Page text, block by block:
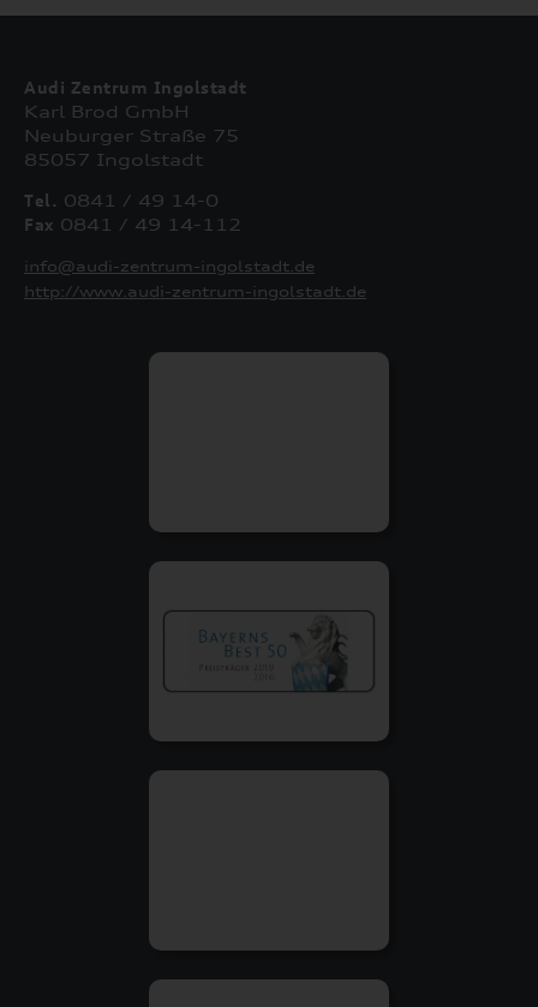
Audi Zentrum Ingolstadt
Karl Brod GmbH
Neuburger Straße 75
85057 Ingolstadt
Tel. 0841 / 49 14-0
Fax 0841 / 49 14-112
info@audi-zentrum-ingolstadt.de
http://www.audi-zentrum-ingolstadt.de